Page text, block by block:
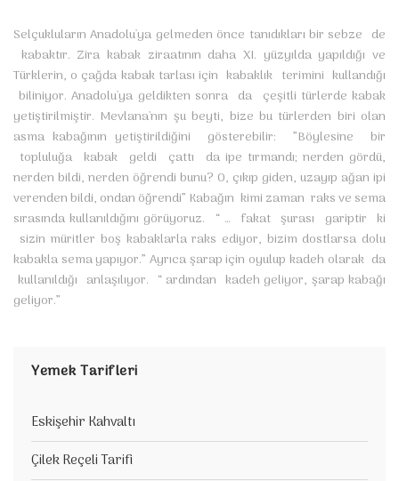
Selçukluların Anadolu'ya gelmeden önce tanıdıkları bir sebze de
kabaktır. Zira kabak ziraatının daha XI. yüzyılda yapıldığı ve
Türklerin, o çağda kabak tarlası için kabaklık terimini kullandığı
biliniyor. Anadolu'ya geldikten sonra da çeşitli türlerde kabak
yetiştirilmiştir. Mevlana'nın şu beyti, bize bu türlerden biri olan
asma kabağının yetiştirildiğini gösterebilir: ”Böylesine bir
topluluğa kabak geldi çattı da ipe tırmandı; nerden gördü,
nerden bildi, nerden öğrendi bunu? O, çıkıp giden, uzayıp ağan ipi
verenden bildi, ondan öğrendi” Kabağın kimi zaman raks ve sema
sırasında kullanıldığını görüyoruz. “ … fakat şurası gariptir ki
sizin müritler boş kabaklarla raks ediyor, bizim dostlarsa dolu
kabakla sema yapıyor.” Ayrıca şarap için oyulup kadeh olarak da
kullanıldığı anlaşılıyor. “ ardından kadeh geliyor, şarap kabağı
geliyor.”
Yemek Tarifleri
Eskişehir Kahvaltı
Çilek Reçeli Tarifi